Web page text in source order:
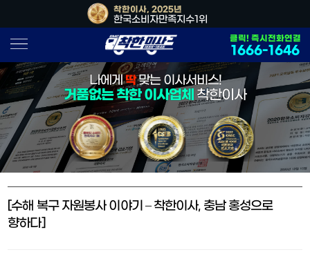
착한이사, 2025년
한국소비자만족지수1위
클릭! 즉시전화연결
1666-1646
나에게딱맞는 이사서비스!
거품없는 착한 이사업체 착한이사
[수해 복구 자원봉사 이야기 – 착한이사, 충남 홍성으로
향하다]